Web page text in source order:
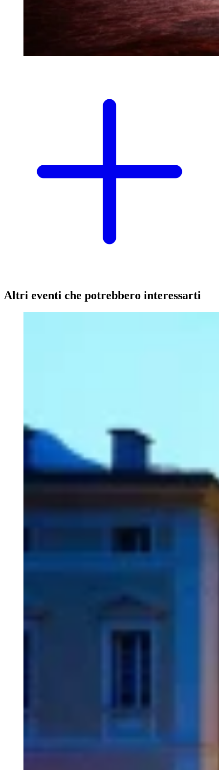
Altri eventi che potrebbero interessarti